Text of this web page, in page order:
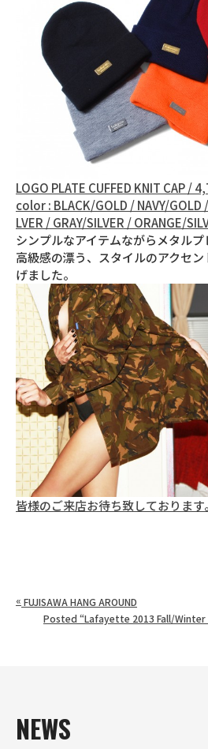
LOGO PLATE CUFFED KNIT CAP /
color : BLACK/GOLD / NAVY/GOLD
LVER / GRAY/SILVER / ORANGE/
シンプルなアイテムながらメタル
高級感の漂う、スタイルのアクセ
げました。
皆様のご来店お待ち致しております。
« FUJISAWA HANG AROUND
Posted “Lafayette 2013 Fall/Winter
NEWS